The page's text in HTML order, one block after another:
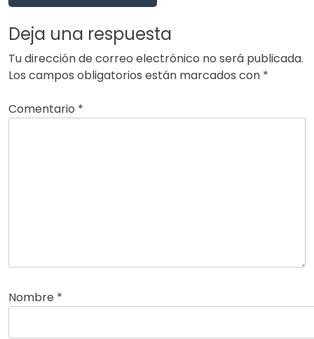
Deja una respuesta
Tu dirección de correo electrónico no será publicada.
Los campos obligatorios están marcados con *
Comentario *
Nombre *